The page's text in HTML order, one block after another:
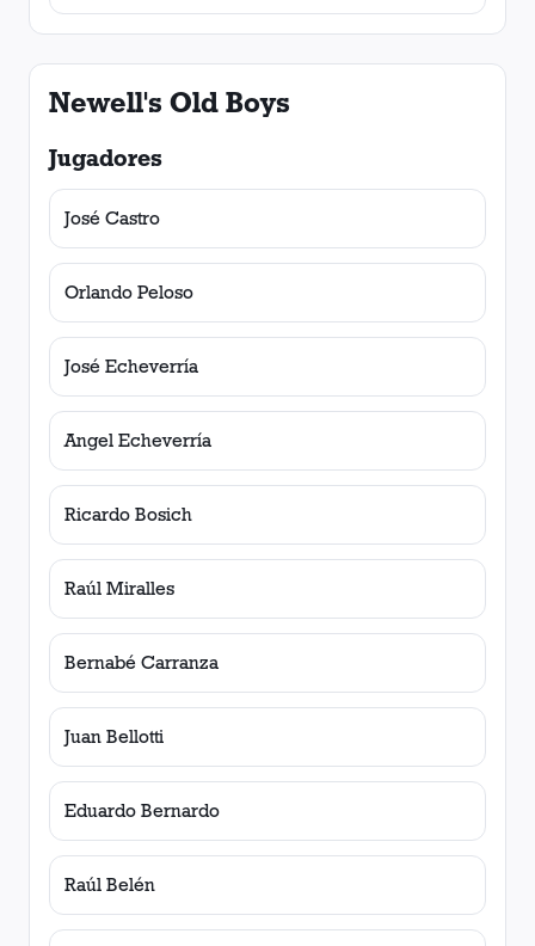
Newell's Old Boys
Jugadores
José Castro
Orlando Peloso
José Echeverría
Angel Echeverría
Ricardo Bosich
Raúl Miralles
Bernabé Carranza
Juan Bellotti
Eduardo Bernardo
Raúl Belén